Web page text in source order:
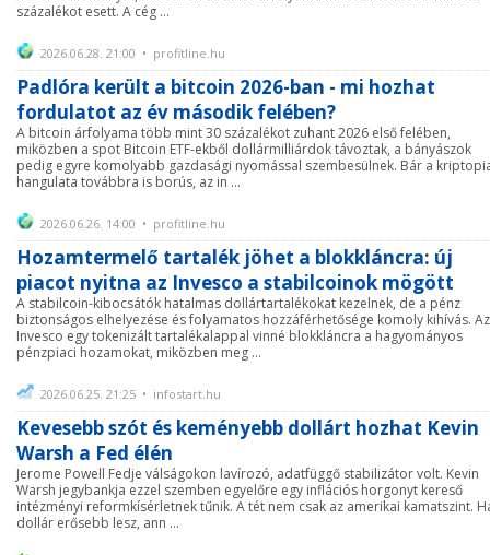
százalékot esett. A cég ...
2026.06.28. 21:00 • profitline.hu
Padlóra került a bitcoin 2026-ban - mi hozhat
fordulatot az év második felében?
A bitcoin árfolyama több mint 30 százalékot zuhant 2026 első felében,
miközben a spot Bitcoin ETF-ekből dollármilliárdok távoztak, a bányászok
pedig egyre komolyabb gazdasági nyomással szembesülnek. Bár a
hangulata továbbra is borús, az in ...
2026.06.26. 14:00 • profitline.hu
Hozamtermelő tartalék jöhet a blokkláncra: új
piacot nyitna az Invesco a stabilcoinok mögött
A stabilcoin-kibocsátók hatalmas dollártartalékokat kezelnek, de a pénz
biztonságos elhelyezése és folyamatos hozzáférhetősége komoly kihívás. Az
Invesco egy tokenizált tartalékalappal vinné blokkláncra a hagyományos
pénzpiaci hozamokat, miközben meg ...
2026.06.25. 21:25 • infostart.hu
Kevesebb szót és keményebb dollárt hozhat Kevin
Warsh a Fed élén
Jerome Powell Fedje válságokon lavírozó, adatfüggő stabilizátor volt. Kevin
Warsh jegybankja ezzel szemben egyelőre egy inflációs horgonyt kereső
intézményi reformkísérletnek tűnik. A tét nem csak az amerikai kamatszint.
dollár erősebb lesz, ann ...